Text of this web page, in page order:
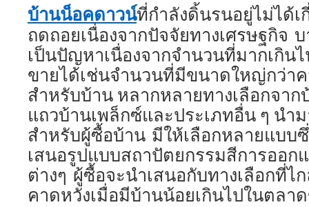
บ้านน็อคดาวน์ที่กำลังดิ้นรนอยู่ไม่ได้เ
ถดถอยเนื่องจากปัจจัยทางเศรษฐกิจ
เป็นปัญหาเนื่องจากจำนวนที่มากเกิน
ขายได้เช่นจำนวนที่มีขนาดใหญ่กว่า
สำหรับบ้าน หลากหลายทางเลือกจาก
แถวบ้านเพล็กซ์และประเภทอื่น ๆ นำ
สำหรับผู้ซื้อบ้าน มีให้เลือกหลายแบบ
เสนอรูปแบบสถาปัตยกรรมสีการออก
ต่างๆ ผู้ซื้อจะนำเสนอกับทางเลือกที่ไ
คาดหวังเมื่อมีบ้านน้อยเกินไปในตลา